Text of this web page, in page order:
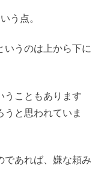
う点。
いうのは上から下に
うこともあります
うと思われていま
であれば、嫌な頼み